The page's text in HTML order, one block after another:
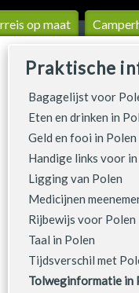
op maat
Praktische
Bagagelijst voor
Eten en drinken in
Geld en fooi in Polen
Handige links voor
Ligging van Polen
Medicijnen
Rijbewijs voor Polen
Taal in Polen
Tijdsverschil met
Tolweginformatie in